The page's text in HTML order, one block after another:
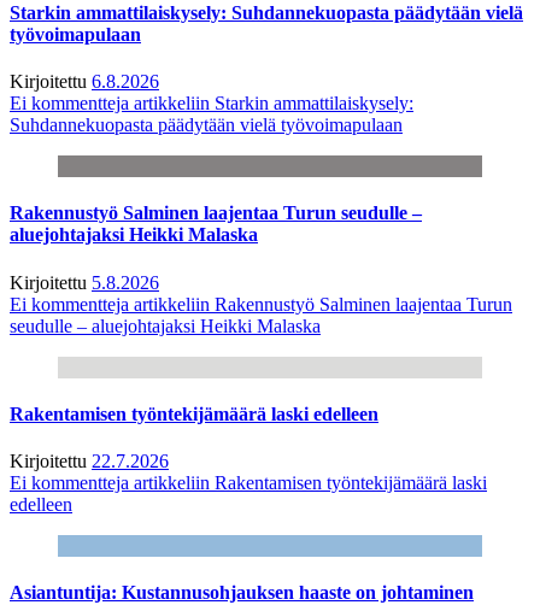
Starkin ammattilaiskysely: Suhdannekuopasta päädytään vielä
työvoimapulaan
Kirjoitettu 6.8.2026
Ei kommentteja artikkeliin Starkin ammattilaiskysely:
Suhdannekuopasta päädytään vielä työvoimapulaan
Rakennustyö Salminen laajentaa Turun seudulle –
aluejohtajaksi Heikki Malaska
Kirjoitettu 5.8.2026
Ei kommentteja artikkeliin Rakennustyö Salminen laajentaa Turun
seudulle – aluejohtajaksi Heikki Malaska
Rakentamisen työntekijämäärä laski edelleen
Kirjoitettu 22.7.2026
Ei kommentteja artikkeliin Rakentamisen työntekijämäärä laski
edelleen
Asiantuntija: Kustannusohjauksen haaste on johtaminen